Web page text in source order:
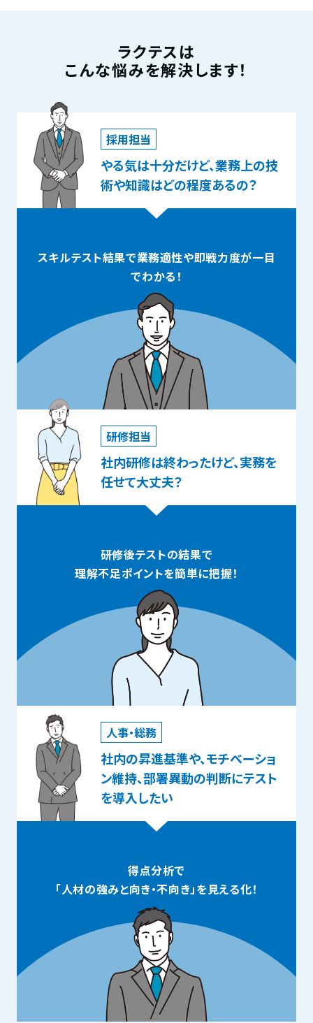
ラクテスは
こんな悩みを解決します！
採用担当
やる気は十分だけど、業務上の技
術や知識はどの程度あるの？
スキルテスト結果で業務適性や即戦力度が一目
でわかる！
研修担当
社内研修は終わったけど、実務を
任せて大丈夫？
研修後テストの結果で
理解不足ポイントを簡単に把握！
人事・総務
社内の昇進基準や、モチベーショ
ン維持、部署異動の判断にテスト
を導入したい
得点分析で
「人材の強みと向き・不向き」を見える化！